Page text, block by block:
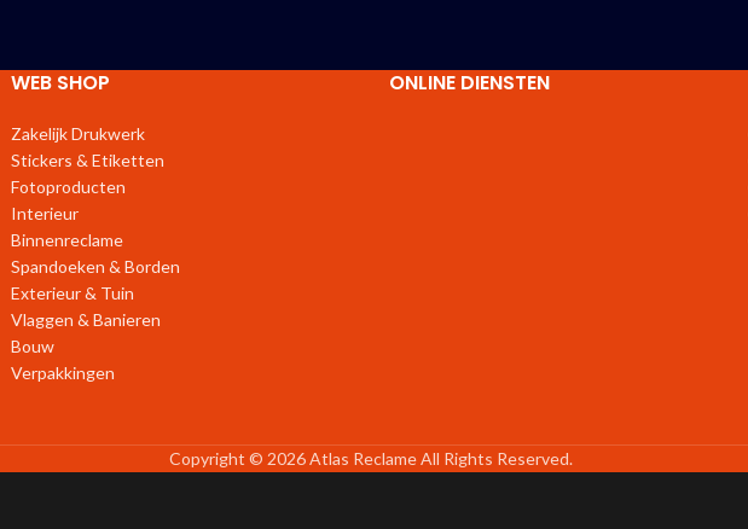
WEB SHOP
Zakelijk Drukwerk
Stickers & Etiketten
Fotoproducten
Interieur
Binnenreclame
Spandoeken & Borden
Exterieur & Tuin
Vlaggen & Banieren
Bouw
Verpakkingen
ONLINE DIENSTEN
Copyright © 2026 Atlas Reclame All Rights Reserved.